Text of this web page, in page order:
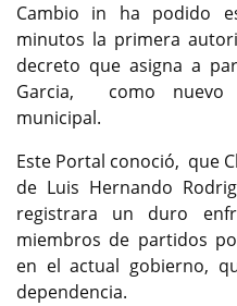
Cambio in ha podido
minutos la primera
decreto que asigna a
Garcia, como nuevo
municipal.
Este Portal conoció, que
de Luis Hernando
registrara un duro
miembros de partidos
en el actual gobierno,
dependencia.